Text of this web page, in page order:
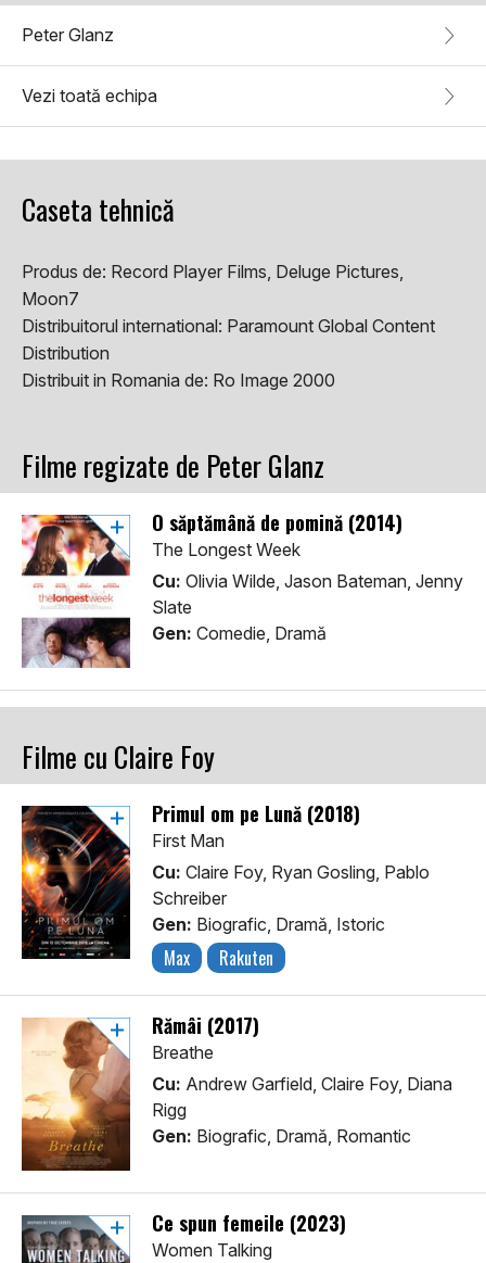
Peter Glanz
Vezi toată echipa
Caseta tehnică
Produs de: Record Player Films, Deluge Pictures,
Moon7
Distribuitorul international: Paramount Global Content
Distribution
Distribuit in Romania de: Ro Image 2000
Filme regizate de Peter Glanz
O săptămână de pomină (2014)
The Longest Week
Cu: Olivia Wilde, Jason Bateman, Jenny
Slate
Gen: Comedie, Dramă
Filme cu Claire Foy
Primul om pe Lună (2018)
First Man
Cu: Claire Foy, Ryan Gosling, Pablo
Schreiber
Gen: Biografic, Dramă, Istoric
Max Rakuten
Rămâi (2017)
Breathe
Cu: Andrew Garfield, Claire Foy, Diana
Rigg
Gen: Biografic, Dramă, Romantic
Ce spun femeile (2023)
Women Talking